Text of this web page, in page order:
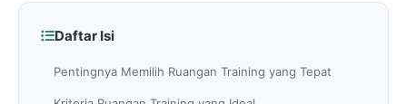
Daftar Isi
Pentingnya Memilih Ruangan Training yang Tepat